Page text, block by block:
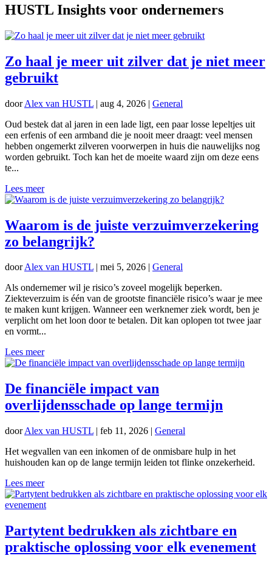
HUSTL Insights voor ondernemers
Zo haal je meer uit zilver dat je niet meer
gebruikt
doorAlex van HUSTL | aug 4, 2026 | General
Oud bestek dat al jaren in een lade ligt, een paar losse lepeltjes uit
een erfenis of een armband die je nooit meer draagt: veel mensen
hebben ongemerkt zilveren voorwerpen in huis die nauwelijks nog
worden gebruikt. Toch kan het de moeite waard zijn om deze eens
te...
Lees meer
Waarom is de juiste verzuimverzekering
zo belangrijk?
doorAlex van HUSTL | mei 5, 2026 | General
Als ondernemer wil je risico’s zoveel mogelijk beperken.
Ziekteverzuim is één van de grootste financiële risico’s waar je mee
te maken kunt krijgen. Wanneer een werknemer ziek wordt, ben je
verplicht om het loon door te betalen. Dit kan oplopen tot twee jaar
en vormt...
Lees meer
De financiële impact van
overlijdensschade op lange termijn
doorAlex van HUSTL | feb 11, 2026 | General
Het wegvallen van een inkomen of de onmisbare hulp in het
huishouden kan op de lange termijn leiden tot flinke onzekerheid.
Lees meer
Partytent bedrukken als zichtbare en
praktische oplossing voor elk evenement